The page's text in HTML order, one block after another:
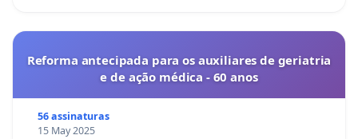
Reforma antecipada para os auxiliares de geriatria
e de ação médica - 60 anos
56 assinaturas
15 May 2025